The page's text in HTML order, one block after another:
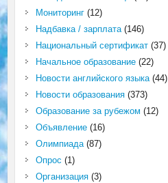
Мониторинг(12)
Надбавка / зарплата(146)
Национальный сертификат(37)
Начальное образование(22)
Новости английского языка(44)
Новости образования(373)
Образование за рубежом (12)
Объявление(16)
Олимпиада(87)
Опрос (1)
Организация(3)